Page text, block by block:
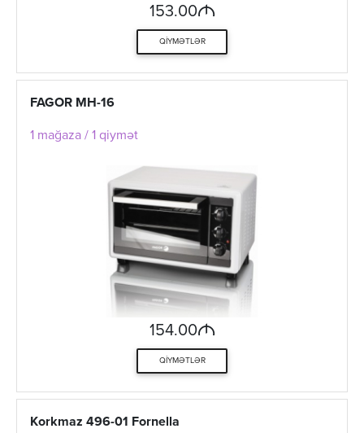
153.00M
QIYMƏTLƏR
FAGOR MH-16
1 mağaza / 1 qiymət
154.00M
QIYMƏTLƏR
Korkmaz 496-01 Fornella